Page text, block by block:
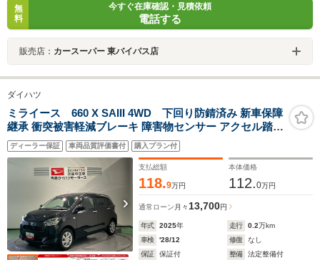
無
料
今すぐ在庫確認・見積依頼
電話する
販売店： カースーパー 東バイパス店
ダイハツ
ミライース 660 X SAIII 4WD 下回り防錆済み 新車保障
継承 衝突被害軽減ブレーキ 障害物センサー アクセル踏み
間違い防止装置
ディーラー保証 車両品質評価書付 購入プラン付
支払総額
118.9万円
本体価格
112.0万円
通常ローン 月々 13,700円
年式 2025年 走行 0.2万km
車検
'28/12 修復
なし
保証
保証付 整備
法定整備付